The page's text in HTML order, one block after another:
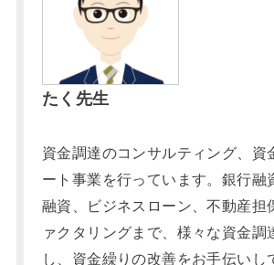
たく先生
資金調達のコンサルティング、資
ート事業を行っています。銀行融
融資、ビジネスローン、不動産担
ァクタリングまで、様々な資金調
し、資金繰りの改善をお手伝いし